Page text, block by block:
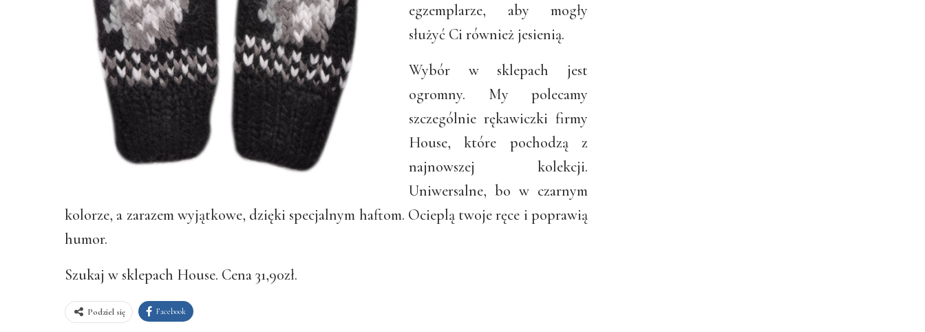
egzemplarze, aby mogły
służyć Ci również jesienią.
Wybór w sklepach jest
ogromny. My polecamy
szczególnie rękawiczki firmy
House, które pochodzą z
najnowszej kolekcji.
Uniwersalne, bo w czarnym
kolorze, a zarazem wyjątkowe, dzięki specjalnym haftom. Ocieplą twoje ręce i poprawią
humor.
Szukaj w sklepach House. Cena 31,90zł.
Podziel się Facebook